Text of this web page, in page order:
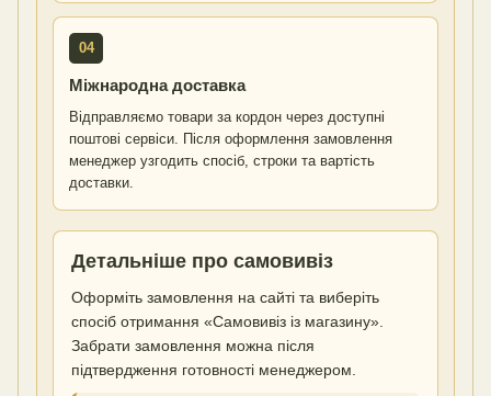
04
Міжнародна доставка
Відправляємо товари за кордон через доступні
поштові сервіси. Після оформлення замовлення
менеджер узгодить спосіб, строки та вартість
доставки.
Детальніше про самовивіз
Оформіть замовлення на сайті та виберіть
спосіб отримання «Самовивіз із магазину».
Забрати замовлення можна після
підтвердження готовності менеджером.